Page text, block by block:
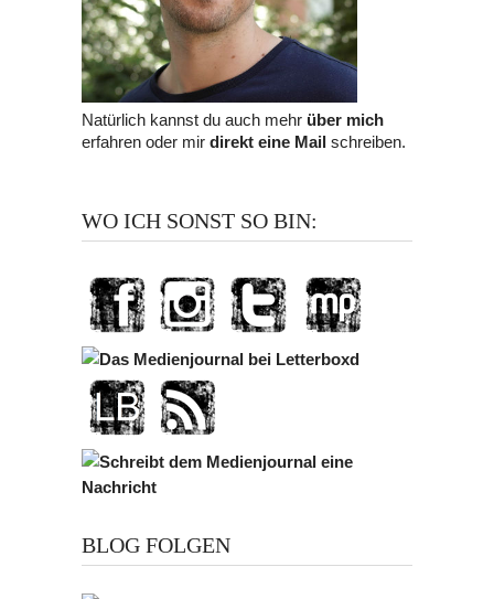
Natürlich kannst du auch mehr über mich
erfahren oder mir direkt eine Mailschreiben.
WO ICH SONST SO BIN:
BLOG FOLGEN